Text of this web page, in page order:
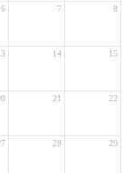
6 7 8
14 15
21 22
28 29